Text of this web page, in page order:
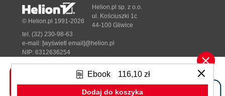
Ebook 116,10 zł
Dodaj do koszyka
Tonik.pl
© Helion.pl 1991-2026
Helion.pl sp. z o.o.
ul. Kościuszki 1c
44-100 Gliwice
tel. (32) 230-98-63
e-mail: [wyświetl email]@helion.pl
NIP: 6312636254